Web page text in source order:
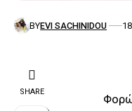
BYEVI SACHINIDOU
SHARE